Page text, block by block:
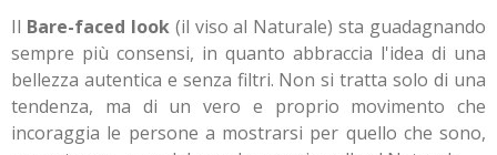
Il Bare-faced look(il viso al Naturale) sta guadagnando
sempre più consensi, in quanto abbraccia l'idea di una
bellezza autentica e senza filtri. Non si tratta solo di una
tendenza, ma di un vero e proprio movimento che
incoraggia le persone a mostrarsi per quello che sono,